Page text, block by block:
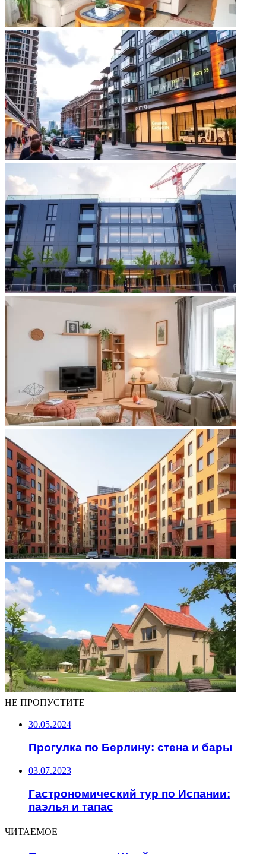
НЕ ПРОПУСТИТЕ
30.05.2024
Прогулка по Берлину: стена и бары
03.07.2023
Гастрономический тур по Испании:
паэлья и тапас
ЧИТАЕМОЕ